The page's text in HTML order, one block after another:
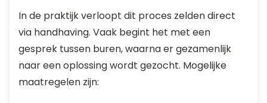
In de praktijk verloopt dit proces zelden direct
via handhaving. Vaak begint het met een
gesprek tussen buren, waarna er gezamenlijk
naar een oplossing wordt gezocht. Mogelijke
maatregelen zijn: